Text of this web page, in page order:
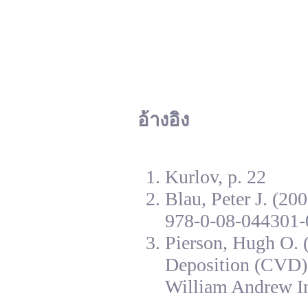
อ้างอิง
Kurlov, p. 22
Blau, Peter J.
978-0-08-
Pierson, Hugh O.
Deposition
William Andrew